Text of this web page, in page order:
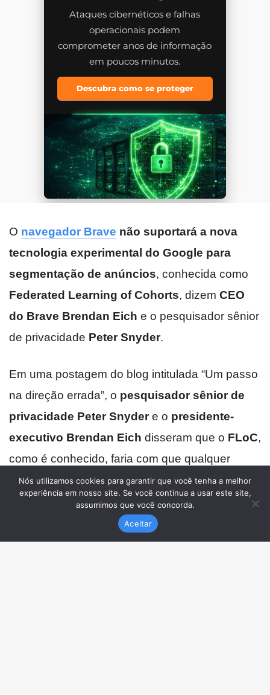
Nós utilizamos cookies para garantir que você tenha a melhor
experiência em nosso site. Se você continua a usar este site,
assumimos que você concorda.
Aceitar